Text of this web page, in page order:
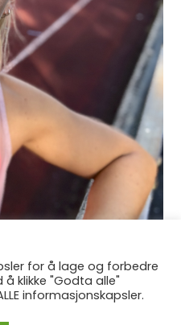
for å lage og forbedre
klikke "Godta alle"
informasjonskapsler.